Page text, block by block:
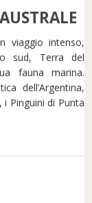
viaggio intenso,
sud, Terra del
fauna marina.
dell’Argentina,
Pinguini di Punta